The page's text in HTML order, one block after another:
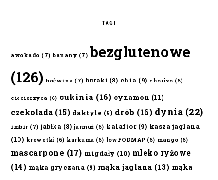
TAGI
awokado (7) banany (7) bezglutenowe
(126) boćwina (7) buraki (8) chia (9) chorizo (6)
ciecierzyca (6) cukinia (16) cynamon (11)
czekolada (15) daktyle (9) drób (16) dynia (22)
imbir (7) jabłka (8) jarmuż (6) kalafior(9) kasza jaglana
(10) krewetki (6) kurkuma (6) lowFODMAP (6) mango (6)
mascarpone (17) migdały (10) mleko ryżowe
(14) mąka gryczana (9) mąka jaglana (13) mąka